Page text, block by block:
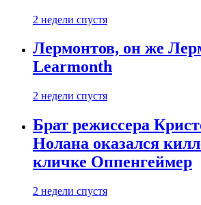
2 недели спустя
Лермонтов, он же
Learmonth
2 недели спустя
Брат режиссера
Нолана оказался
кличке Оппенгеймер
2 недели спустя